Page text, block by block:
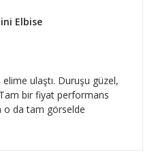
Elbise
ulaştı. Duruşu güzel,
bir fiyat performans
o da tam görselde